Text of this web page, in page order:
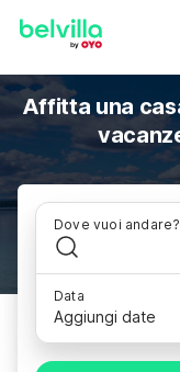
Affitta una
Dove vuoi andare?
Data
Aggiungi date